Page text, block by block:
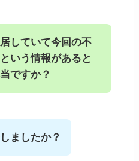
していて今回の不
いう情報があると
ですか？
ましたか？